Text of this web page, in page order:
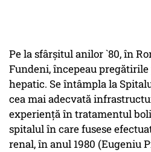
Pe la sfârșitul anilor `80, în
Fundeni, începeau
hepatic. Se întâmpla la
cea mai adecvată
experiență în tratamentul
spitalul în care fusese
renal, în anul 1980 (Eugeniu